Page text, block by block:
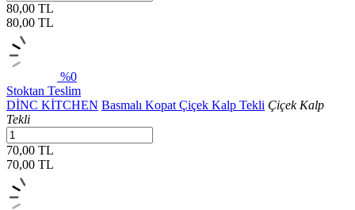
80,00 TL
80,00 TL
%0
Stoktan Teslim
DİNC KİTCHEN Basmalı Kopat Çiçek Kalp Tekli Çiçek Kalp
Tekli
70,00 TL
70,00 TL